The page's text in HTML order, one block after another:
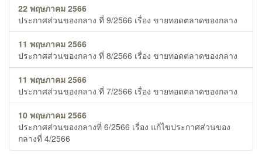
22 พฤษภาคม 2566
ประกาศส่วนของกลาง ที่ 9/2566 เรื่อง ขายทอดตลาดของกลาง
11 พฤษภาคม 2566
ประกาศส่วนของกลาง ที่ 8/2566 เรื่อง ขายทอดตลาดของกลาง
11 พฤษภาคม 2566
ประกาศส่วนของกลาง ที่ 7/2566 เรื่อง ขายทอดตลาดของกลาง
10 พฤษภาคม 2566
ประกาศส่วนของกลางที่ 6/2566 เรื่อง แก้ไขประกาศส่วนของ
กลางที่ 4/2566